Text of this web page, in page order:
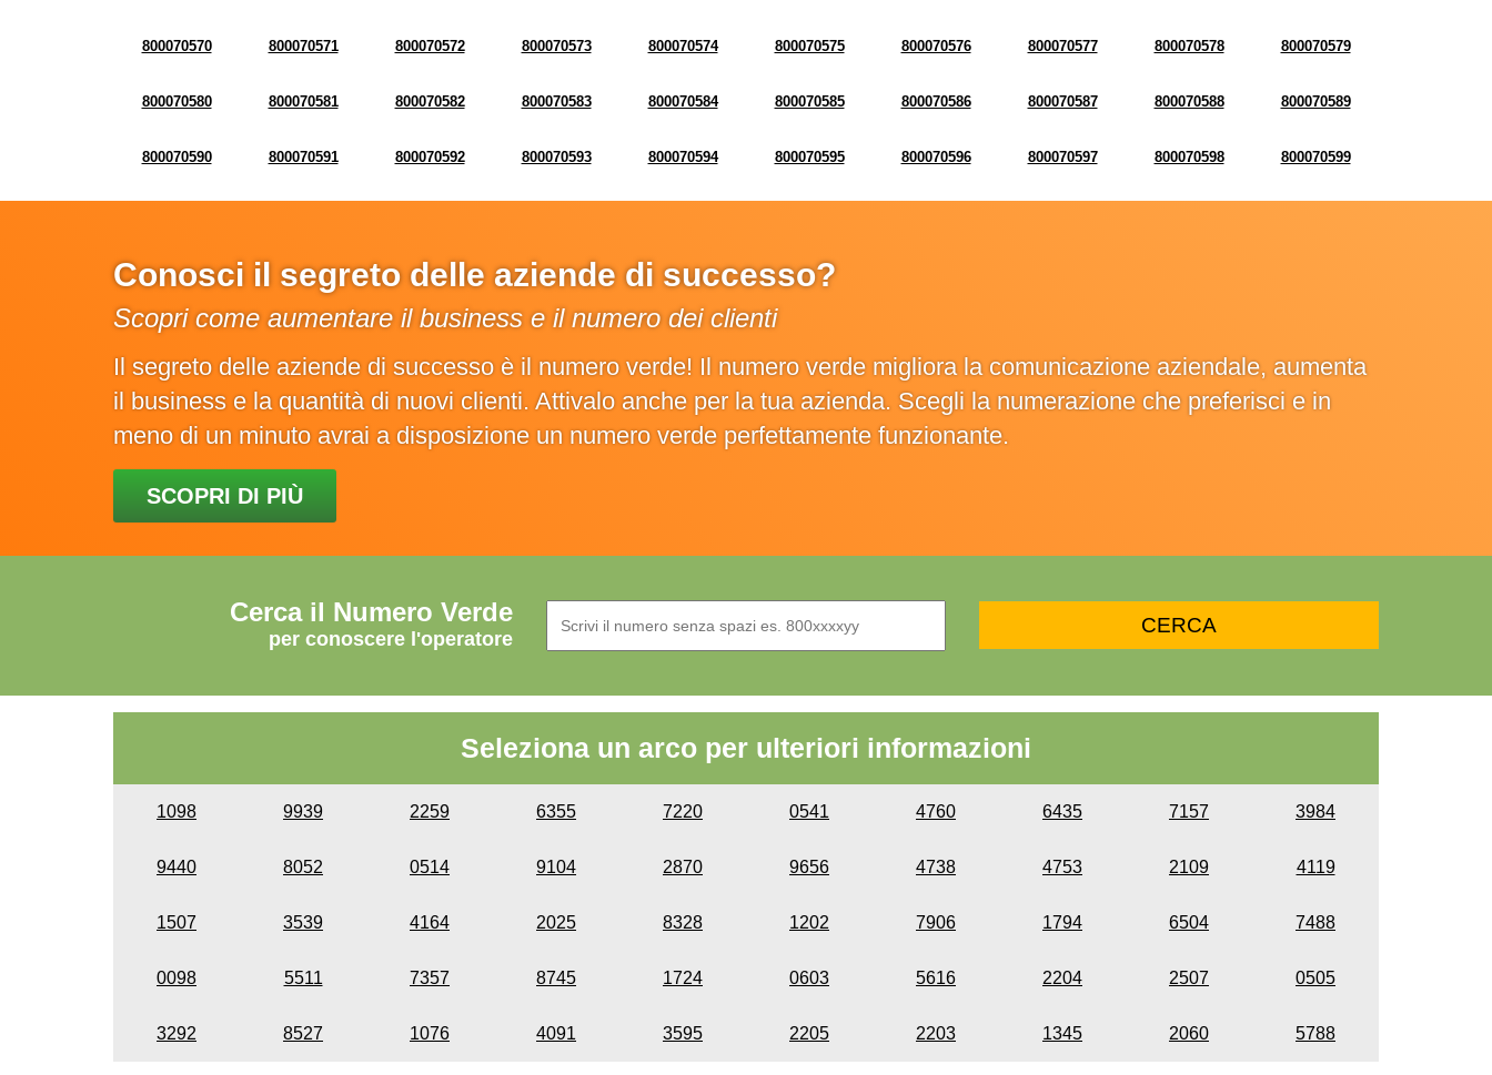
800070570 800070571 800070572 800070573 800070574 800070575 800070576 800070577 800070578 800070579
800070580 800070581 800070582 800070583 800070584 800070585 800070586 800070587 800070588 800070589
800070590 800070591 800070592 800070593 800070594 800070595 800070596 800070597 800070598 800070599
Conosci il segreto delle aziende di successo?
Scopri come aumentare il business e il numero dei clienti
Il segreto delle aziende di successo è il numero verde! Il numero verde migliora la comunicazione aziendale, aumenta
il business e la quantità di nuovi clienti. Attivalo anche per la tua azienda. Scegli la numerazione che preferisci e in
meno di un minuto avrai a disposizione un numero verde perfettamente funzionante.
SCOPRI DI PIÙ
Cerca il Numero Verde
per conoscere l'operatore
Seleziona un arco per ulteriori informazioni
1098 9939 2259 6355 7220 0541 4760 6435 7157 3984
9440 8052 0514 9104 2870 9656 4738 4753 2109 4119
1507 3539 4164 2025 8328 1202 7906 1794 6504 7488
0098 5511 7357 8745 1724 0603 5616 2204 2507 0505
3292 8527 1076 4091 3595 2205 2203 1345 2060 5788